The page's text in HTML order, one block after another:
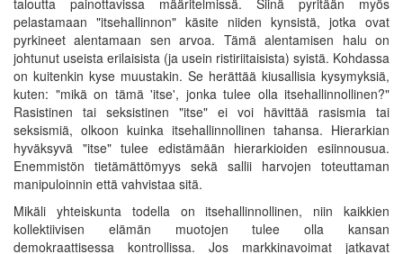
pelastamaan "itsehallinnon" käsite niiden kynsistä, jotka ovat
pyrkineet alentamaan sen arvoa. Tämä alentamisen halu on
johtunut useista erilaisista (ja usein ristiriitaisista) syistä. Kohdassa
on kuitenkin kyse muustakin. Se herättää kiusallisia kysymyksiä,
kuten: "mikä on tämä 'itse', jonka tulee olla itsehallinnollinen?"
Rasistinen tai seksistinen "itse" ei voi hävittää rasismia tai
seksismiä, olkoon kuinka itsehallinnollinen tahansa. Hierarkian
hyväksyvä "itse" tulee edistämään hierarkioiden esiinnousua.
Enemmistön tietämättömyys sekä sallii harvojen toteuttaman
manipuloinnin että vahvistaa sitä.
Mikäli yhteiskunta todella on itsehallinnollinen, niin kaikkien
kollektiivisen elämän muotojen tulee olla kansan
demokraattisessa kontrollissa. Jos markkinavoimat jatkavat